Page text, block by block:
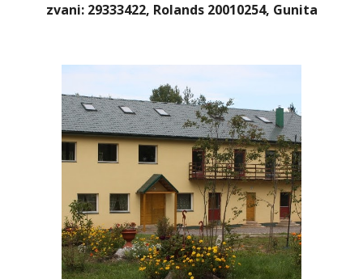
zvani: 29333422, Rolands 20010254, Gunita